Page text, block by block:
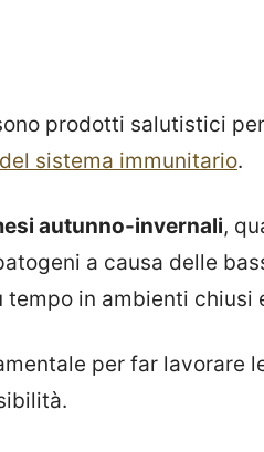
prodotti salutistici
sistema immunitario.
autunno-invernali,
a causa delle
in ambienti chiusi
per far lavorare